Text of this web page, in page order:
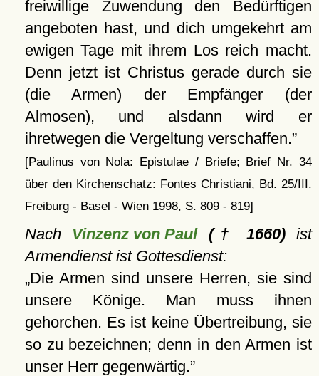
freiwillige Zuwendung den Bedürftigen
angeboten hast, und dich umgekehrt am
ewigen Tage mit ihrem Los reich macht.
Denn jetzt ist Christus gerade durch sie
(die Armen) der Empfänger (der
Almosen), und alsdann wird er
ihretwegen die Vergeltung verschaffen.
[Paulinus von Nola: Epistulae / Briefe; Brief Nr. 34
über den Kirchenschatz: Fontes Christiani, Bd. 25/III.
Freiburg - Basel - Wien 1998, S. 809 - 819]
Nach Vinzenz von Paul(† 1660)ist
Armendienst ist Gottesdienst:
Die Armen sind unsere Herren, sie sind
unsere Könige. Man muss ihnen
gehorchen. Es ist keine Übertreibung, sie
so zu bezeichnen; denn in den Armen ist
unser Herr gegenwärtig.